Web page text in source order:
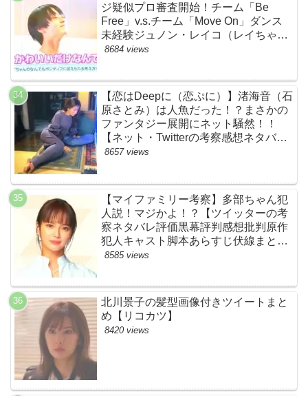
ジ疑似プロ審査開始！チーム「Be
Free」v.s.チーム「Move On」ダンス
未経験ジュノン・レイコ（レイちゃ
ん）頑張れ！ルイルイかわいすぎる
BE:FIRST・ビーファースト】
8684 views
【恋はDeepに（恋ぷに）】渚海音（石
原さとみ）は人魚だった！？まさかの
ファンタジー展開にネット騒然！！
【ネット・Twitterの考察感想ネタバレ
評価評判あらすじまとめ】
8657 views
【マイファミリー考察】多部ちゃん犯
人説！マジかよ！？【ツイッターの考
察ネタバレ評価黒幕評判感想批判原作
犯人キャスト脚本あらすじ伏線まと
め・多部未華子】
8585 views
北川景子の髪型画像付きツイートまと
め【リコカツ】
8420 views